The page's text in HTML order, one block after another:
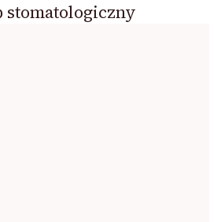
stomatologiczny